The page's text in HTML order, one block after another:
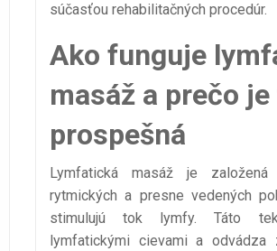
súčasťou rehabilitačných procedúr.
Ako funguje
masáž a prečo
prospešná
Lymfatická masáž je založená
rytmických a presne vedených
stimulujú tok lymfy. Táto
lymfatickými cievami a odvádza